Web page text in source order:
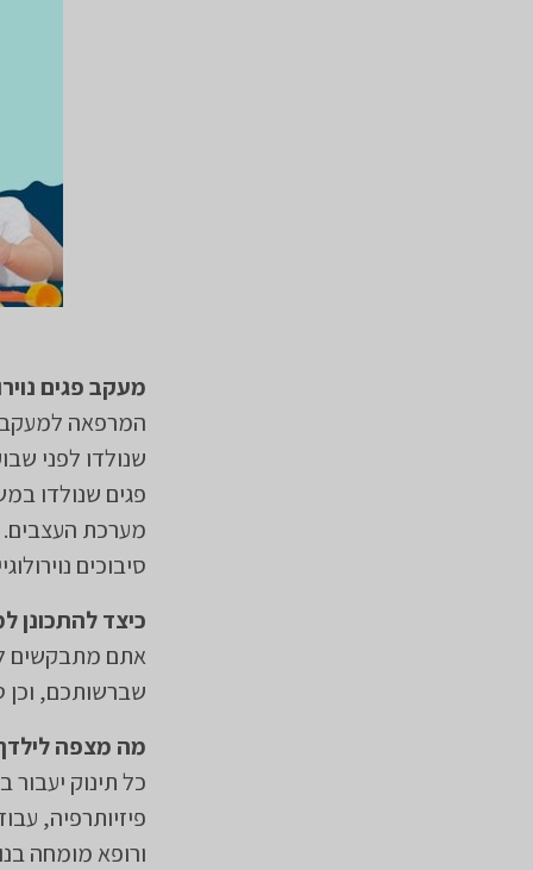
מעקב פגים
המרפאה למעקב
שנולדו לפני שבוע 32 להריון ו/או במשקל לידה קטן מ-
פגים שנולדו
מערכת העצבים.
סיבוכים
כיצד להתכונן
אתם מתבקשים
שברשותכם, וכן טפסי 17
מה מצפה
כל תינוק
פיזיותרפיה,
ורופא מומחה